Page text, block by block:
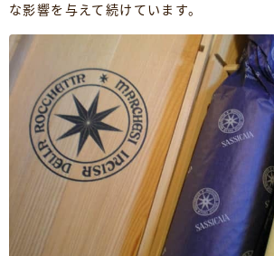
な影響を与えて続けています。